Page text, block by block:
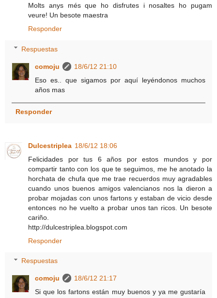
Molts anys més que ho disfrutes i nosaltes ho pugam
veure! Un besote maestra
Responder
Respuestas
comoju
18/6/12 21:10
Eso es.. que sigamos por aquí leyéndonos muchos
años mas
Responder
Dulcestriplea 18/6/12 18:06
Felicidades por tus 6 años por estos mundos y por
compartir tanto con los que te seguimos, me he anotado la
horchata de chufa que me trae recuerdos muy agradables
cuando unos buenos amigos valencianos nos la dieron a
probar mojadas con unos fartons y estaban de vicio desde
entonces no he vuelto a probar unos tan ricos. Un besote
cariño.
http://dulcestriplea.blogspot.com
Responder
Respuestas
comoju
18/6/12 21:17
Si que los fartons están muy buenos y ya me gustaría